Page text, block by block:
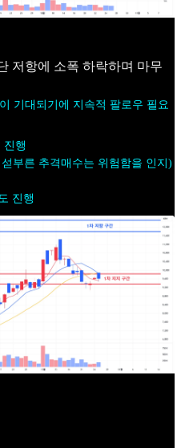
저항에 소폭 하락하며 마무
기대되기에 지속적 팔로우 필요
진행
부른 추격매수는 위험함을 인지)
진행